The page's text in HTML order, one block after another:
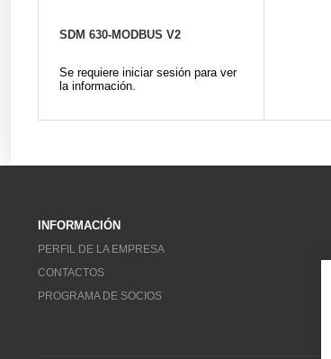
SDM 630-MODBUS V2
Se requiere iniciar sesión para ver
la información.
INFORMACIÓN
PERFIL DE LA EMPRESA
CONTACTOS
PROGRAMA DE SOCIOS